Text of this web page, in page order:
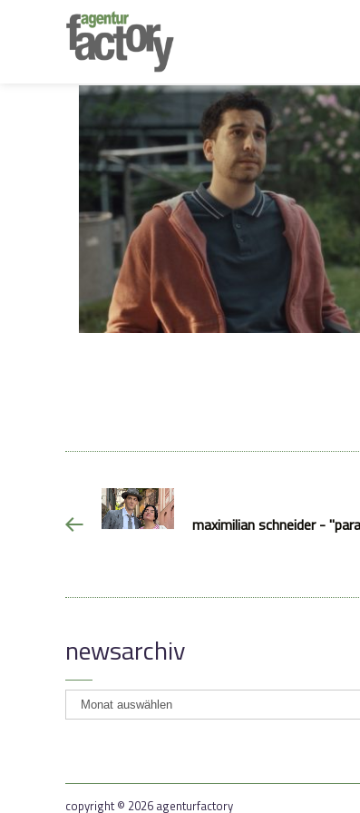
maximilian schneider -
newsarchiv
newsarchiv
copyright © 2026 agenturfactory